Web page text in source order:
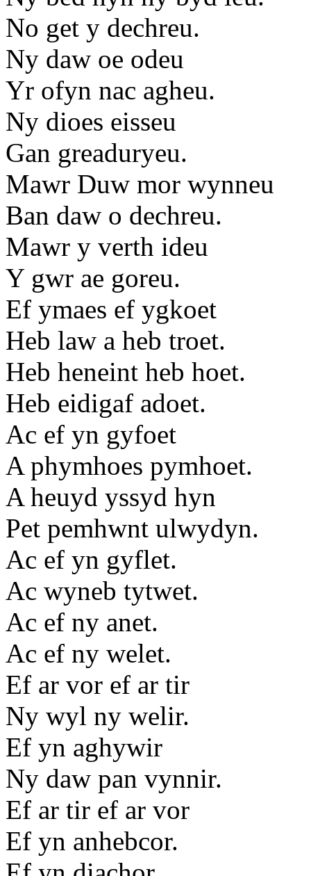
No get y dechreu.
Ny daw oe odeu
Yr ofyn nac agheu.
Ny dioes eisseu
Gan greaduryeu.
Mawr Duw mor wynneu
Ban daw o dechreu.
Mawr y verth ideu
Y gwr ae goreu.
Ef ymaes ef ygkoet
Heb law a heb troet.
Heb heneint heb hoet.
Heb eidigaf adoet.
Ac ef yn gyfoet
A phymhoes pymhoet.
A heuyd yssyd hyn
Pet pemhwnt ulwydyn.
Ac ef yn gyflet.
Ac wyneb tytwet.
Ac ef ny anet.
Ac ef ny welet.
Ef ar vor ef ar tir
Ny wyl ny welir.
Ef yn aghywir
Ny daw pan vynnir.
Ef ar tir ef ar vor
Ef yn anhebcor.